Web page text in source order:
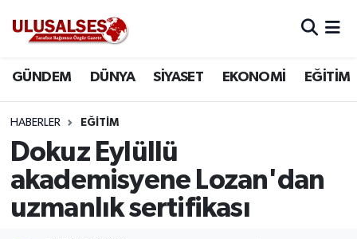
GÜNDEM DÜNYA SİYASET EKONOMİ EĞİTİM
HABERLER EĞİTİM
Dokuz Eylüllü
akademisyene Lozan'dan
uzmanlık sertifikası
DÜNYA
SİYASET
EKONOMİ
Trafik Durumu
Süper Lig Puan Durumu ve Fikstür
Tüm Manşetler